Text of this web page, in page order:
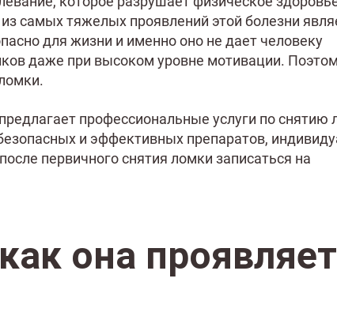
самых тяжелых проявлений этой болезни
для жизни и именно оно не дает человеку
даже при высоком уровне мотивации.
профессиональные услуги по снятию
и эффективных препаратов,
первичного снятия ломки записаться на
она